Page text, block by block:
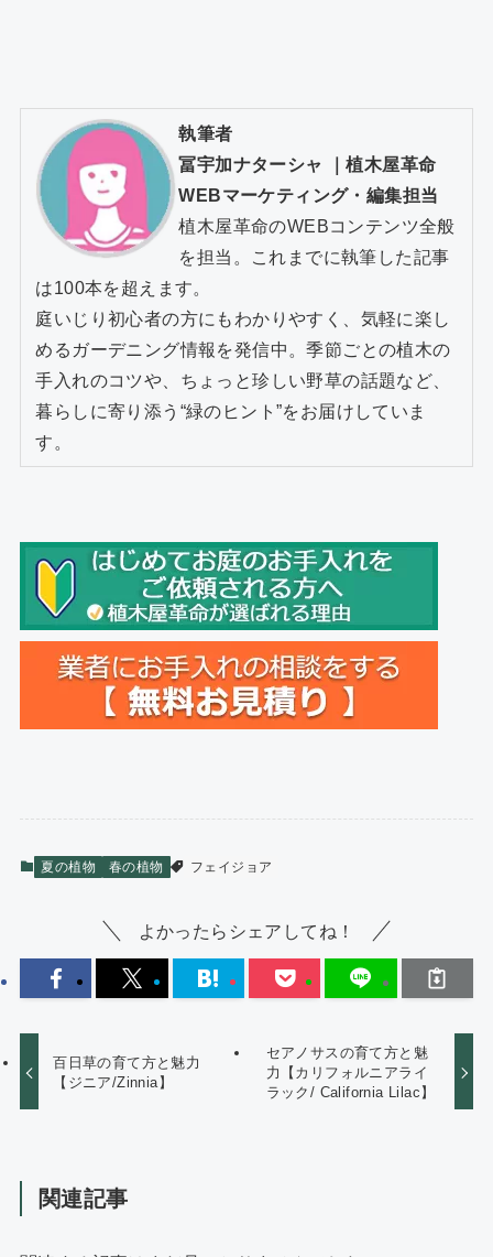
執筆者
冨宇加ナターシャ
｜植木屋革命
WEBマーケティング・編集担当
植木屋革命のWEBコンテンツ全般
を担当。これまでに執筆した記事
は100本を超えます。
庭いじり初心者の方にもわかりやすく、気軽に楽し
めるガーデニング情報を発信中。季節ごとの植木の
手入れのコツや、ちょっと珍しい野草の話題など、
暮らしに寄り添う“緑のヒント”をお届けしていま
す。
夏の植物 春の植物 フェイジョア
よかったらシェアしてね！
百日草の育て方と魅力
【ジニア/Zinnia】
セアノサスの育て方と魅
力【カリフォルニアライ
ラック/ California Lilac】
関連記事